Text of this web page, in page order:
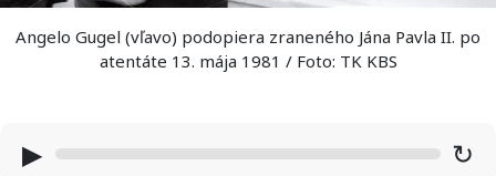
Angelo Gugel (vľavo) podopiera zraneného Jána Pavla II. po
atentáte 13. mája 1981 / Foto: TK KBS
▶ ↻